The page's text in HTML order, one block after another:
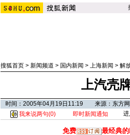
搜狐首页> 新闻频道 > 国内新闻 > 上海新闻 > 解
上汽壳
时间：2005年04月19日11:19 来源：东方网
我来说两句(0) 即时新闻通知
免费 最经典